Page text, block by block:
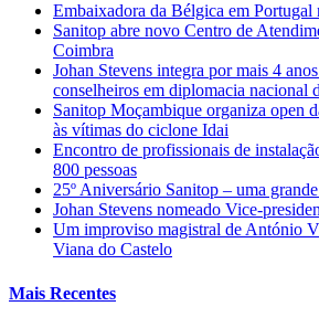
Embaixadora da Bélgica em Portugal
Sanitop abre novo Centro de
Coimbra
Johan Stevens integra por mais 4
conselheiros em diplomacia nacional
Sanitop Moçambique organiza open
às vítimas do ciclone Idai
Encontro de profissionais de
800 pessoas
25º Aniversário Sanitop – uma
Johan Stevens nomeado Vice-
Um improviso magistral de António
Viana do Castelo
Mais Recentes